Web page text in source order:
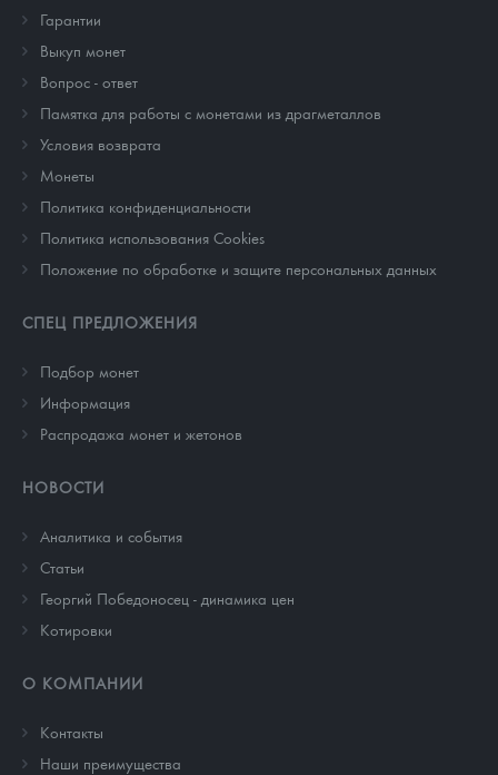
Гарантии
Выкуп монет
Вопрос - ответ
Памятка для работы с монетами из драгметаллов
Условия возврата
Монеты
Политика конфиденциальности
Политика использования Cookies
Положение по обработке и защите персональных данных
СПЕЦ ПРЕДЛОЖЕНИЯ
Подбор монет
Информация
Распродажа монет и жетонов
НОВОСТИ
Аналитика и события
Cтатьи
Георгий Победоносец - динамика цен
Котировки
О КОМПАНИИ
Контакты
Наши преимущества